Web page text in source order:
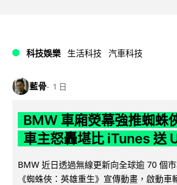
科技娛樂 生活科技 汽車科技
藍骨 1 日
BMW 車廂熒幕強推蜘蛛
車主怒轟堪比 iTunes 送
BMW 近日透過無線更新向全球逾 70 個
《蜘蛛俠：英雄重生》宣傳動畫，啟動